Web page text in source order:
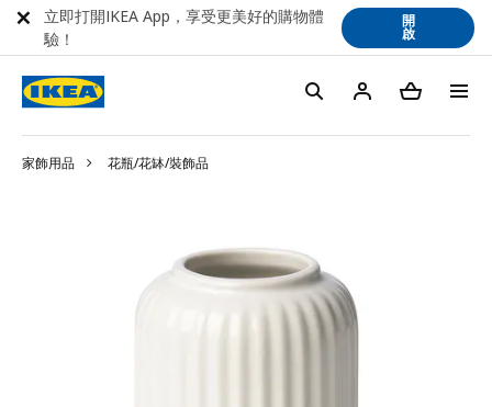
家飾用品 花瓶/花缽/裝飾品
立即打開IKEA App，享受更美好的購物體
驗！
開
啟